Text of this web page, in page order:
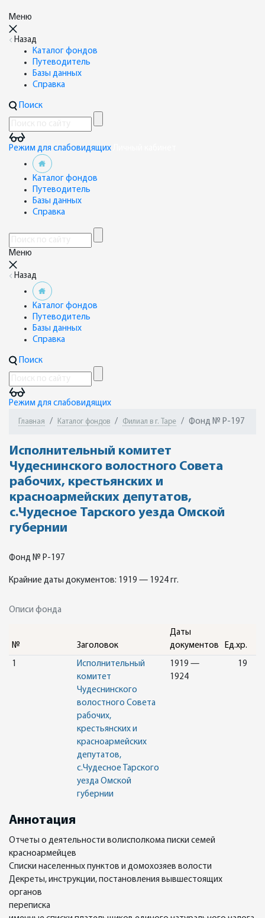
Меню
Назад
Каталог фондов
Путеводитель
Базы данных
Справка
Поиск
Режим для слабовидящих
Каталог фондов
Путеводитель
Базы данных
Справка
Меню
Назад
Каталог фондов
Путеводитель
Базы данных
Справка
Поиск
Режим для слабовидящих
Главная Каталог фондов Филиал в г. Таре Фонд № Р-197
Исполнительный комитет
Чудеснинского волостного Совета
рабочих, крестьянских и
красноармейских депутатов,
с.Чудесное Тарского уезда Омской
губернии
Фонд № Р-197
Крайние даты документов: 1919 — 1924 гг.
Описи фонда
№ Заголовок
Даты
документов
Ед.хр.
1
Исполнительный
комитет
Чудеснинского
волостного Совета
рабочих,
крестьянских и
красноармейских
депутатов,
с.Чудесное Тарского
уезда Омской
губернии
1919 —
1924
19
Аннотация
Отчеты о деятельности волисполкома писки семей
красноармейцев
Списки населенных пунктов и домохозяев волости
Декреты, инструкции, постановления вывшестоящих
органов
переписка